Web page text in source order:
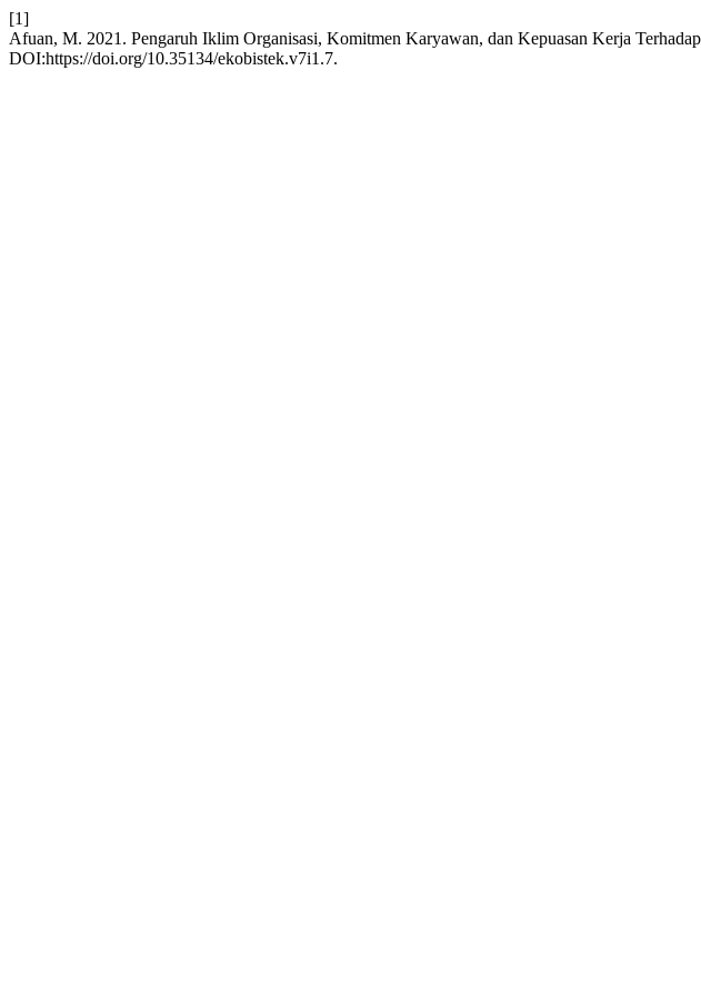
[1]
Afuan, M. 2021. Pengaruh Iklim Organisasi, Komitmen Karyawan, dan Kepuasan Kerja
DOI:https://doi.org/10.35134/ekobistek.v7i1.7.